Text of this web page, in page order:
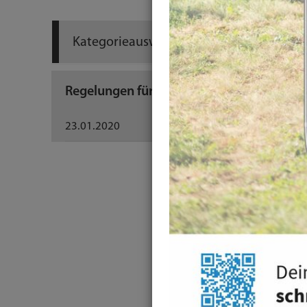
Kategorieauswahl
Regelungen für mehr Sicherheit auf der
23.01.2020